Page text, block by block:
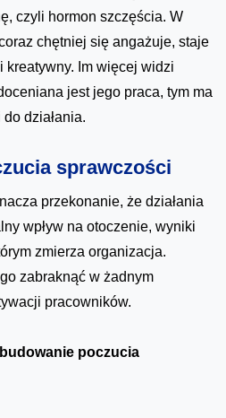
czyli hormon szczęścia. W
chętniej się angażuje, staje
Im więcej widzi
jest jego praca, tym ma
działania.
sprawczości
przekonanie, że działania
wpływ na otoczenie, wyniki
zmierza organizacja.
zabraknąć w żadnym
pracowników.
poczucia